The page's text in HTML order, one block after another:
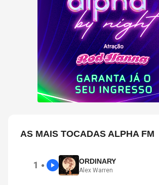
AS MAIS TOCADAS ALPHA FM
1 ● ORDINARY
Alex Warren